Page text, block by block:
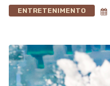
ENTRETENIMENTO